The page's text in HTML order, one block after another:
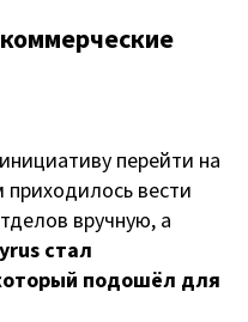
перейти на
вести
вручную, а
стал
подошёл для